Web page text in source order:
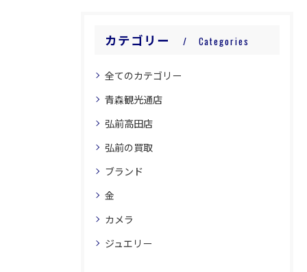
カテゴリー Categories
全てのカテゴリー
青森観光通店
弘前高田店
弘前の買取
ブランド
金
カメラ
ジュエリー